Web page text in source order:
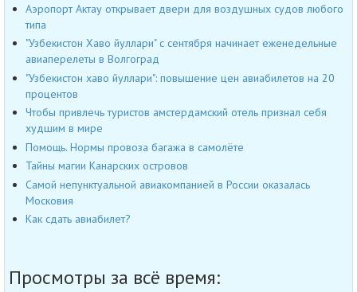
Аэропорт Актау открывает двери для воздушных судов любого
типа
"Узбекистон Хаво йуллари" с сентября начинает еженедельные
авиаперелеты в Волгоград
"Узбекистон хаво йуллари": повышение цен авиабилетов на 20
процентов
Чтобы привлечь туристов амстердамский отель признал себя
худшим в мире
Помощь. Нормы провоза багажа в самолёте
Тайны магии Канарских островов
Самой непунктуальной авиакомпанией в России оказалась
Московия
Как сдать авиабилет?
Просмотры за всё время: